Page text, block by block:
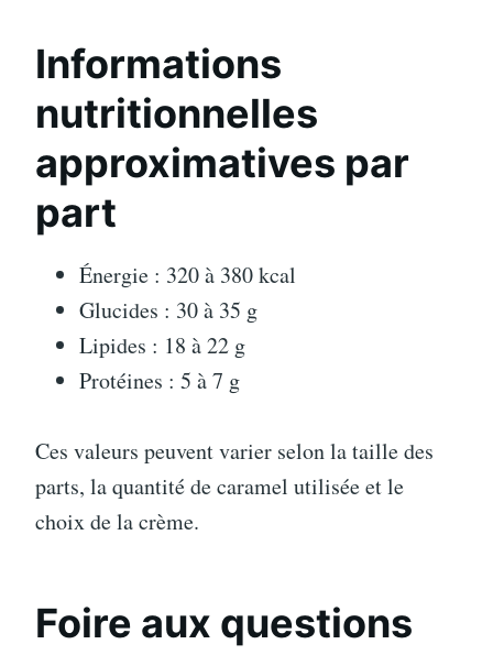
Informations
nutritionnelles
approximatives par
part
Énergie : 320 à 380 kcal
Glucides : 30 à 35 g
Lipides : 18 à 22 g
Protéines : 5 à 7 g
Ces valeurs peuvent varier selon la taille des
parts, la quantité de caramel utilisée et le
choix de la crème.
Foire aux questions